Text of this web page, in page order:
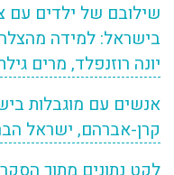
שילובם של ילדים עם
בישראל: למידה
יונה רוזנפלד, מרים
קרן-אברהם, ישראל